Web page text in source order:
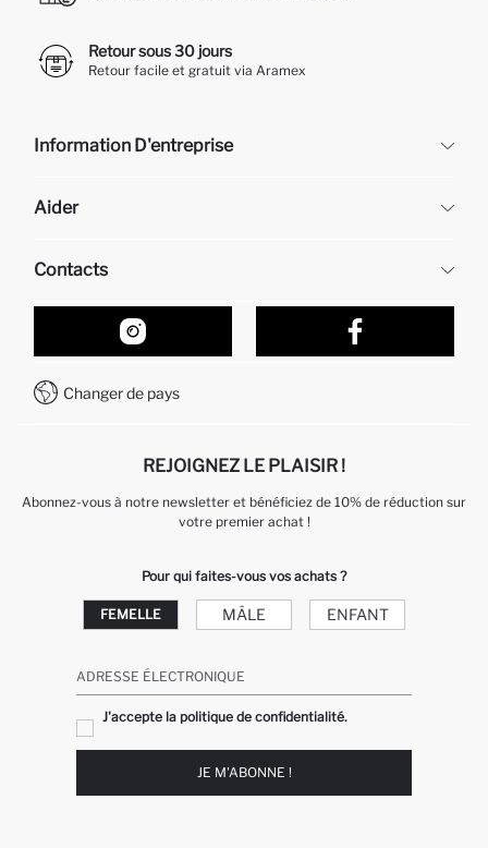
Retour sous 30 jours
Retour facile et gratuit via Aramex
Information D'entreprise
À propos de nous
Aider
Retour et changement
Suivi de la Commande
Comment acheter sur DeFacto ?
Comment payer sur DeFacto?
Contacts
Nos Magasins
Formulaire de contact
Service Client +212 525 076 633
Changer de pays
REJOIGNEZ LE PLAISIR !
Abonnez-vous à notre newsletter et bénéficiez de 10% de réduction sur
votre premier achat !
Pour qui faites-vous vos achats ?
FEMELLE MÂLE ENFANT
ADRESSE ÉLECTRONIQUE
J'accepte la politique de confidentialité.
JE M'ABONNE !